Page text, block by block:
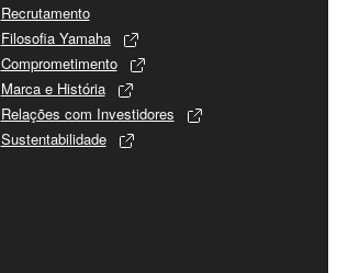
Recrutamento
Filosofia Yamaha
Comprometimento
Marca e História
Relações com Investidores
Sustentabilidade